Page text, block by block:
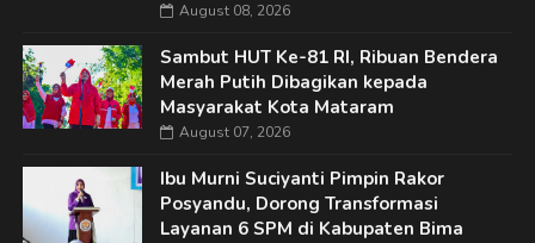
August 08, 2026
Sambut HUT Ke-81 RI, Ribuan Bendera
Merah Putih Dibagikan kepada
Masyarakat Kota Mataram
August 07, 2026
Ibu Murni Suciyanti Pimpin Rakor
Posyandu, Dorong Transformasi
Layanan 6 SPM di Kabupaten Bima